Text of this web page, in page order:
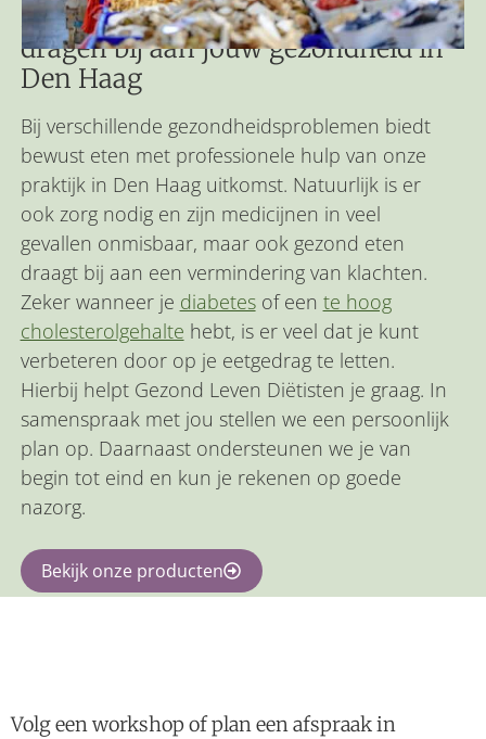
Bewust eten en goede voeding
dragen bij aan jouw gezondheid in
Den Haag
Bij verschillende gezondheidsproblemen biedt
bewust eten met professionele hulp van onze
praktijk in Den Haag uitkomst. Natuurlijk is er
ook zorg nodig en zijn medicijnen in veel
gevallen onmisbaar, maar ook gezond eten
draagt bij aan een vermindering van klachten.
Zeker wanneer je diabetesof een te hoog
cholesterolgehalte hebt, is er veel dat je kunt
verbeteren door op je eetgedrag te letten.
Hierbij helpt Gezond Leven Diëtisten je graag. In
samenspraak met jou stellen we een persoonlijk
plan op. Daarnaast ondersteunen we je van
begin tot eind en kun je rekenen op goede
nazorg.
Bekijk onze producten
Volg een workshop of plan een afspraak in